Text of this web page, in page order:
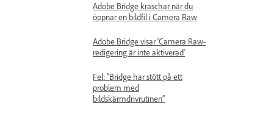
Adobe Bridge kraschar när du
öppnar en bildfil i Camera Raw
Adobe Bridge visar 'Camera Raw-
redigering är inte aktiverad'
Fel: ”Bridge har stött på ett
problem med
bildskärmdrivrutinen”